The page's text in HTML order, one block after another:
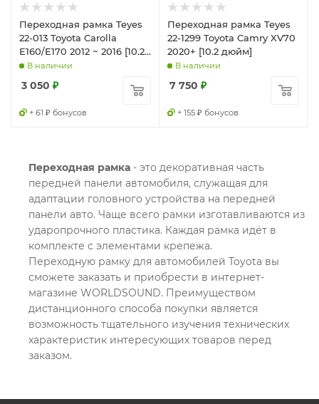
Переходная рамка Teyes
22-013 Toyota Carolla
E160/E170 2012 ~ 2016 [10.2
дюйм]
В наличии
3 050 ₽
+ 61 ₽ бонусов
Переходная рамка Teyes
22-1299 Toyota Camry XV70
2020+ [10.2 дюйм]
В наличии
7 750 ₽
+ 155 ₽ бонусов
Переходная рамка - это декоративная часть
передней панели автомобиля, служащая для
адаптации головного устройства на передней
панели авто. Чаще всего рамки изготавливаются из
ударопрочного пластика. Каждая рамка идёт в
комплекте с элементами крепежа.
Переходную рамку для автомобилей Toyota вы
сможете заказать и приобрести в интернет-
магазине WORLDSOUND. Преимуществом
дистанционного способа покупки является
возможность тщательного изучения технических
характеристик интересующих товаров перед
заказом.